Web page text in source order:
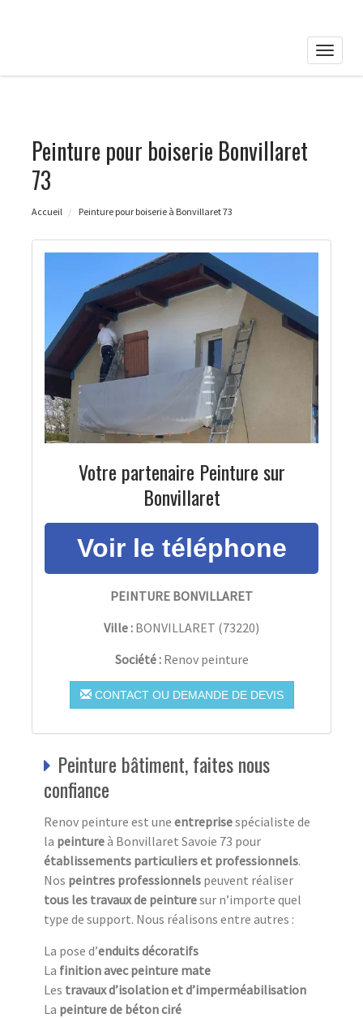
Toggle
Peinture pour boiserie Bonvillaret
73
Accueil Peinture pour boiserie à Bonvillaret 73
Votre partenaire Peinture sur
Bonvillaret
PEINTURE BONVILLARET
Ville : BONVILLARET (73220)
Société : Renov peinture
CONTACT OU DEMANDE DE DEVIS
Peinture bâtiment, faites nous
confiance
Renov peinture est une entreprisespécialiste de
la peintureà Bonvillaret Savoie 73 pour
établissements particuliers et professionnels.
Nos peintres professionnels peuvent réaliser
tous les travaux de peinturesur n’importe quel
type de support. Nous réalisons entre autres :
La pose d’enduits décoratifs
La finition avec peinture mate
Les travaux d’isolation et d’imperméabilisation
La peinture de béton ciré